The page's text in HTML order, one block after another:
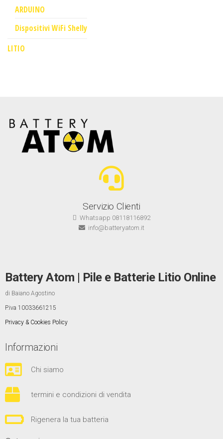
ARDUINO
Dispositivi WiFi Shelly
LITIO
Servizio Clienti
Whatsapp 08118116892
info@batteryatom.it
Battery Atom | Pile e Batterie Litio Online
di Baiano Agostino
P.iva 10033661215
Privacy & Cookies Policy
Informazioni
Chi siamo
termini e condizioni di vendita
Rigenera la tua batteria